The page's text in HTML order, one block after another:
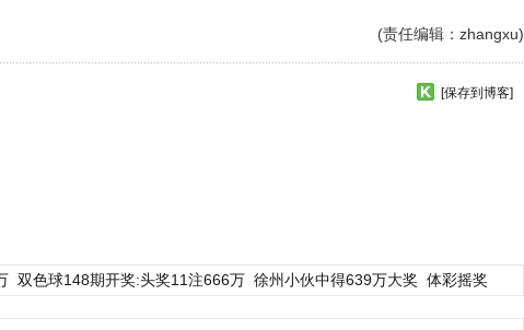
(责任编辑：zhangxu)
[保存到博客]
双色球148期开奖:头奖11注666万 徐州小伙中得639万大奖 体彩摇奖